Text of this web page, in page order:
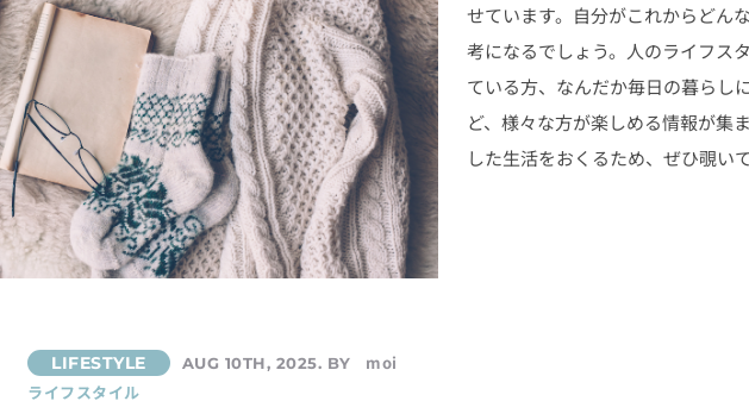
せています。自分がこれからどん
考になるでしょう。人のライフス
ている方、なんだか毎日の暮らし
ど、様々な方が楽しめる情報が集
した生活をおくるため、ぜひ覗い
AUG 10TH, 2025. BY
moi
ライフスタイル